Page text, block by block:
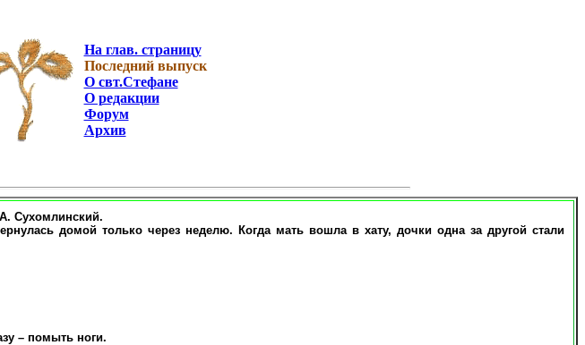
На глав. страницу
Последний выпуск
О свт.Стефане
О редакции
Форум
Архив
Сухомлинский.
домой только через неделю. Когда мать вошла в хату, дочки одна за другой стали
– помыть ноги.